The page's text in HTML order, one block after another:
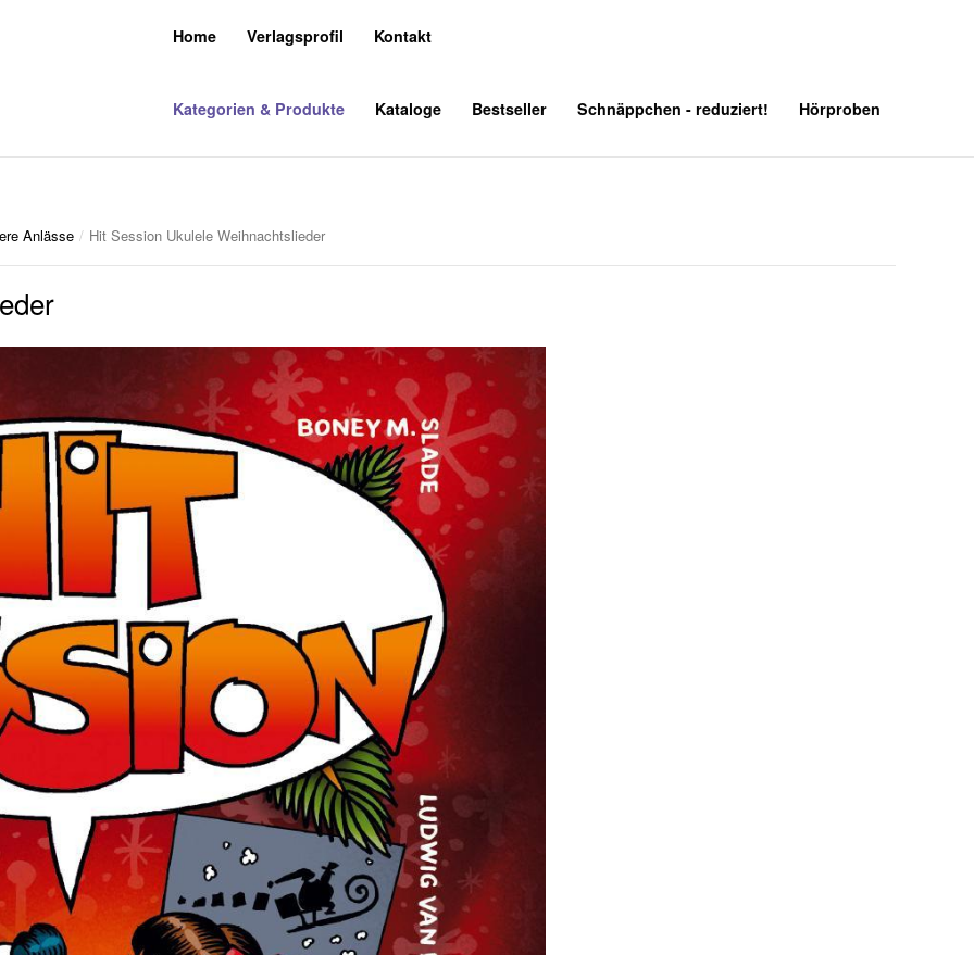
Home Verlagsprofil Kontakt
Kategorien & Produkte Kataloge Bestseller Schnäppchen - reduziert! Hörproben
Anlässe / Hit Session Ukulele Weihnachtslieder